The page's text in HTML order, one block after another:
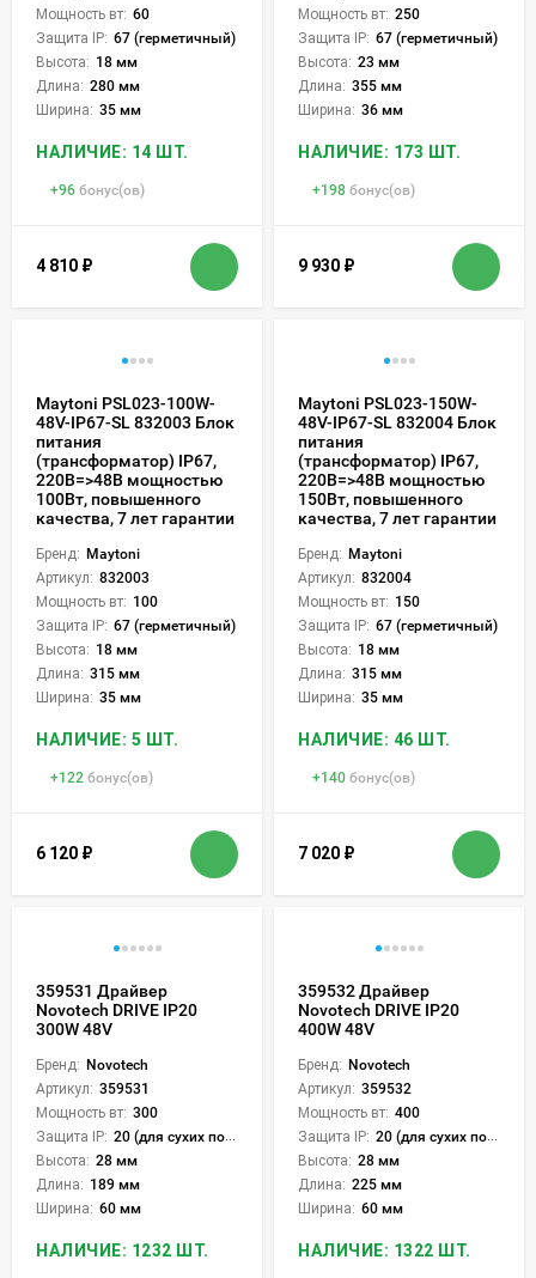
Мощность вт: 60
Защита IP: 67 (герметичный)
Высота: 18 мм
Длина: 280 мм
Ширина: 35 мм
НАЛИЧИЕ: 14 ШТ.
+96 бонус(ов)
4 810 ₽
Мощность вт: 250
Защита IP: 67 (герметичный)
Высота: 23 мм
Длина: 355 мм
Ширина: 36 мм
НАЛИЧИЕ: 173 ШТ.
+198 бонус(ов)
9 930 ₽
Maytoni PSL023-100W-
48V-IP67-SL 832003 Блок
питания
(трансформатор) IP67,
220В=>48В мощностью
100Вт, повышенного
качества, 7 лет гарантии
Бренд: Maytoni
Артикул: 832003
Мощность вт: 100
Защита IP: 67 (герметичный)
Высота: 18 мм
Длина: 315 мм
Ширина: 35 мм
НАЛИЧИЕ: 5 ШТ.
+122 бонус(ов)
6 120 ₽
Maytoni PSL023-150W-
48V-IP67-SL 832004 Блок
питания
(трансформатор) IP67,
220В=>48В мощностью
150Вт, повышенного
качества, 7 лет гарантии
Бренд: Maytoni
Артикул: 832004
Мощность вт: 150
Защита IP: 67 (герметичный)
Высота: 18 мм
Длина: 315 мм
Ширина: 35 мм
НАЛИЧИЕ: 46 ШТ.
+140 бонус(ов)
7 020 ₽
359531 Драйвер
Novotech DRIVE IP20
300W 48V
Бренд: Novotech
Артикул: 359531
Мощность вт: 300
Защита IP: 20 (для сухих пом.)
Высота: 28 мм
Длина: 189 мм
Ширина: 60 мм
НАЛИЧИЕ: 1232 ШТ.
359532 Драйвер
Novotech DRIVE IP20
400W 48V
Бренд: Novotech
Артикул: 359532
Мощность вт: 400
Защита IP: 20 (для сухих пом.)
Высота: 28 мм
Длина: 225 мм
Ширина: 60 мм
НАЛИЧИЕ: 1322 ШТ.